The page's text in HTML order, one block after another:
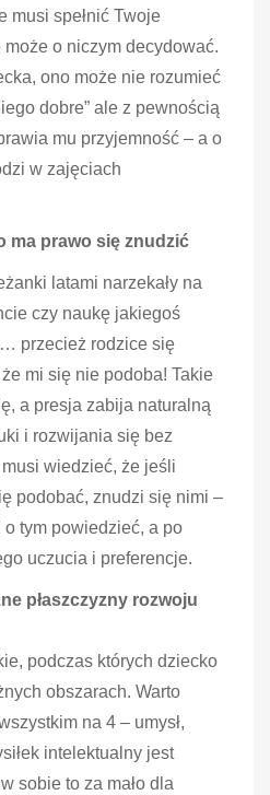
musi spełnić Twoje
o niczym decydować.
ono może nie rozumieć
dobre” ale z pewnością
mu przyjemność – a o
w zajęciach
ma prawo się znudzić
latami narzekały na
czy naukę jakiegoś
przecież rodzice się
mi się nie podoba! Takie
a presja zabija naturalną
i rozwijania się bez
wiedzieć, że jeśli
podobać, znudzi się nimi –
tym powiedzieć, a po
uczucia i preferencje.
płaszczyzny rozwoju
podczas których dziecko
obszarach. Warto
na 4 – umysł,
intelektualny jest
sobie to za mało dla